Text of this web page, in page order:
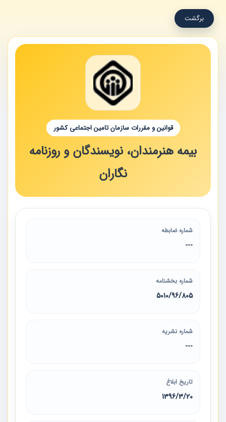
برگشت
قوانین و مقررات سازمان تامین اجتماعی کشور
بیمه هنرمندان، نویسندگان و روزنامه
نگاران
شماره ضابطه
---
شماره بخشنامه
5010/96/805
شماره نشریه
---
تاریخ ابلاغ
1396/3/20